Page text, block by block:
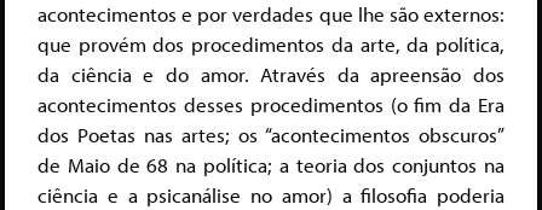
acontecimentos e por verdades que lhe são externos:
que provém dos procedimentos da arte, da política,
da ciência e do amor. Através da apreensão dos
acontecimentos desses procedimentos (o fim da Era
dos Poetas nas artes; os “acontecimentos obscuros”
de Maio de 68 na política; a teoria dos conjuntos na
ciência e a psicanálise no amor) a filosofia poderia